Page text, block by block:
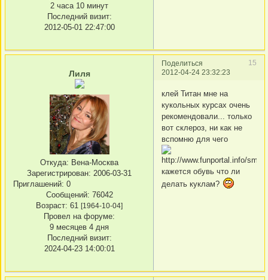
2 часа 10 минут
Последний визит:
2012-05-01 22:47:00
Поделиться
15
2012-04-24 23:32:23
Лиля
Откуда: Вена-Москва
Зарегистрирован: 2006-03-31
Приглашений: 0
Сообщений: 76042
Возраст: 61 [1964-10-04]
Провел на форуме:
9 месяцев 4 дня
Последний визит:
2024-04-23 14:00:01
клей Титан мне на
кукольных курсах очень
рекомендовали... только
вот склероз, ни как не
вспомню для чего
кажется обувь что ли
делать куклам?